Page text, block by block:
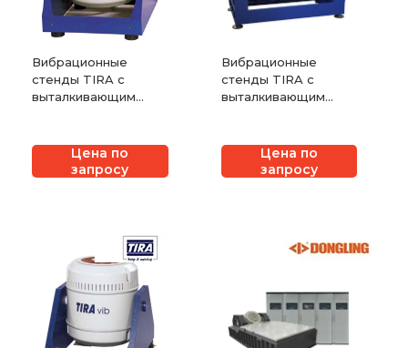
Вибрационные
стенды TIRA с
выталкивающим
Цена по
запросу
Вибрационные
стенды TIRA с
выталкивающим
Цена по
запросу